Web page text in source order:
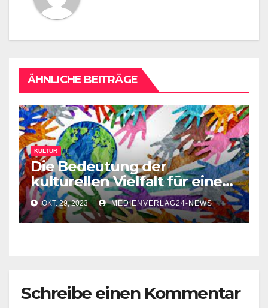
ÄHNLICHE BEITRÄGE
KULTUR
Die Bedeutung der
kulturellen Vielfalt für eine
inklusive Gesellschaft
OKT. 29, 2023 MEDIENVERLAG24-NEWS
Schreibe einen Kommentar